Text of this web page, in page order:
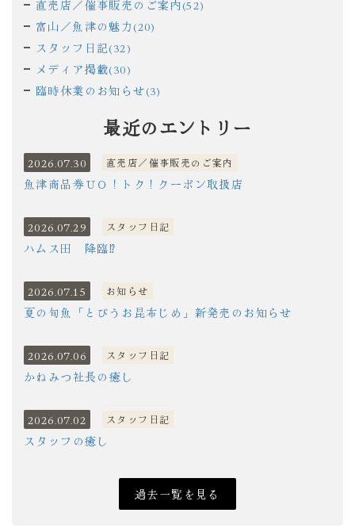
直売店／催事販売のご案内(52)
富山／魚津の魅力(20)
スタッフ日記(32)
メディア掲載(30)
臨時休業のお知らせ(3)
最近のエントリー
2026.07.30 直売店／催事販売のご案内
魚津商品券ＵＯ！トク！クーポン取扱店
2026.07.29 スタッフ日記
ハムス田 降臨⁉
2026.07.15 お知らせ
夏の旬魚「とびうお昆布じめ」新発売のお知らせ
2026.07.06 スタッフ日記
かねみつ社長の癒し
2026.07.02 スタッフ日記
スタッフの癒し
過去一覧を見る